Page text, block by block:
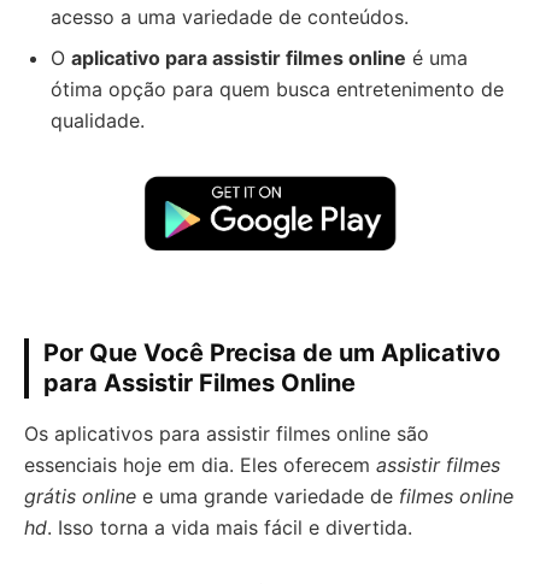
acesso a uma variedade de conteúdos.
O aplicativo para assistir filmes online é uma
ótima opção para quem busca entretenimento de
qualidade.
Por Que Você Precisa de um Aplicativo
para Assistir Filmes Online
Os aplicativos para assistir filmes online são
essenciais hoje em dia. Eles oferecem assistir filmes
grátis online e uma grande variedade de filmes online
hd. Isso torna a vida mais fácil e divertida.